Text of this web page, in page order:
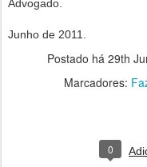
Advogado.
Junho de 2011.
Postado há 29th
Marcadores:
0